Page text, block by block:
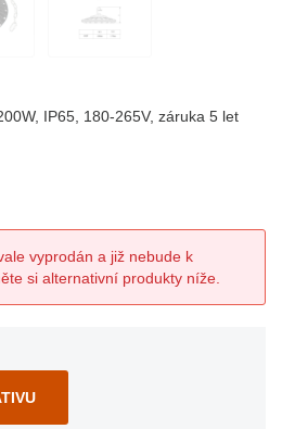
IP65, 180-265V, záruka 5 let
vyprodán a již nebude k
si alternativní produkty níže.